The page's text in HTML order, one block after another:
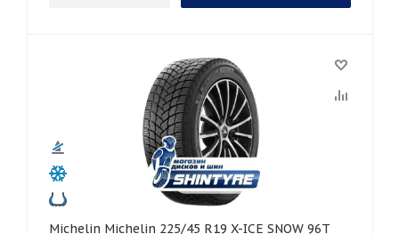
Michelin Michelin 225/45 R19 X-ICE SNOW 96T